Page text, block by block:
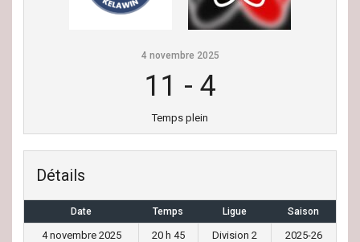
4 novembre 2025
11 - 4
Temps plein
Détails
Date Temps Ligue Saison
4 novembre 2025 20 h 45 Division 2 2025-26